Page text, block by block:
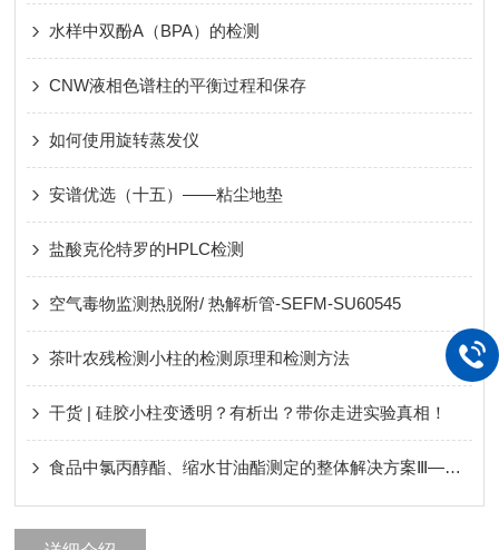
水样中双酚A（BPA）的检测
CNW液相色谱柱的平衡过程和保存
如何使用旋转蒸发仪
安谱优选（十五）——粘尘地垫
盐酸克伦特罗的HPLC检测
空气毒物监测热脱附/ 热解析管-SEFM-SU60545
茶叶农残检测小柱的检测原理和检测方法
干货 | 硅胶小柱变透明？有析出？带你走进实验真相！
食品中氯丙醇酯、缩水甘油酯测定的整体解决方案Ⅲ——第二篇第三法